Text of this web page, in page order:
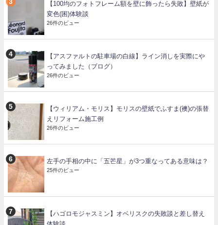
【100均のフォトフレーム額を壁に飾ったら失敗】壁紙が
変色(困)体験談
26件のビュー
【アスファルトの駐車場の白線】ライン消しを実際にや
ってみました（ブログ）
26件のビュー
【ウィリアム・モリス】モリスの壁紙でふすま(襖)の張替
えリフォーム施工例
26件のビュー
左手の手相の中に「五芒星」が3つ重なってある意味は？
25件のビュー
【ハゴロモジャスミン】オベリスクの失敗談と差し替え